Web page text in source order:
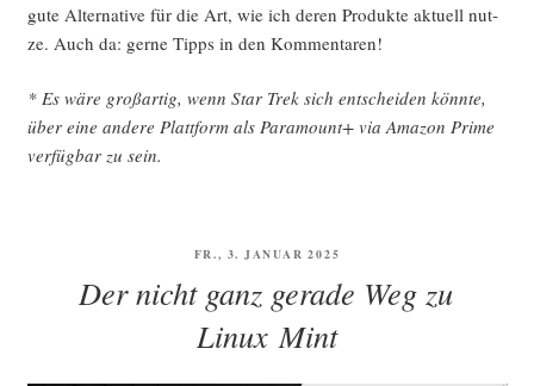
gute Alter­na­ti­ve für die Art, wie ich deren Pro­duk­te aktu­ell nut­
ze. Auch da: ger­ne Tipps in den Kommentaren!
* Es wäre groß­ar­tig, wenn Star Trek sich ent­schei­den könn­te,
über eine ande­re Platt­form als Para­mount+ via Ama­zon Prime
ver­füg­bar zu sein.
VERÖFFENTLICHT
FR., 3. JANUAR 2025
Der nicht ganz gerade Weg zu
Linux Mint